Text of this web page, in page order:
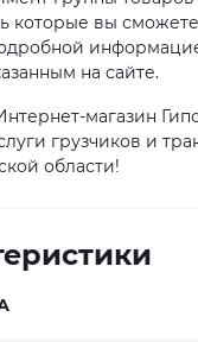
которые вы
на сайте.
магазин
грузчиков и
области!